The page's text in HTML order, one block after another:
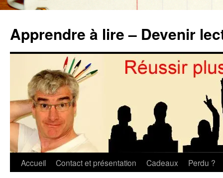
contenu
Apprendre à lire – Devenir
Accueil Contact et présentation Cadeaux Perdu ?